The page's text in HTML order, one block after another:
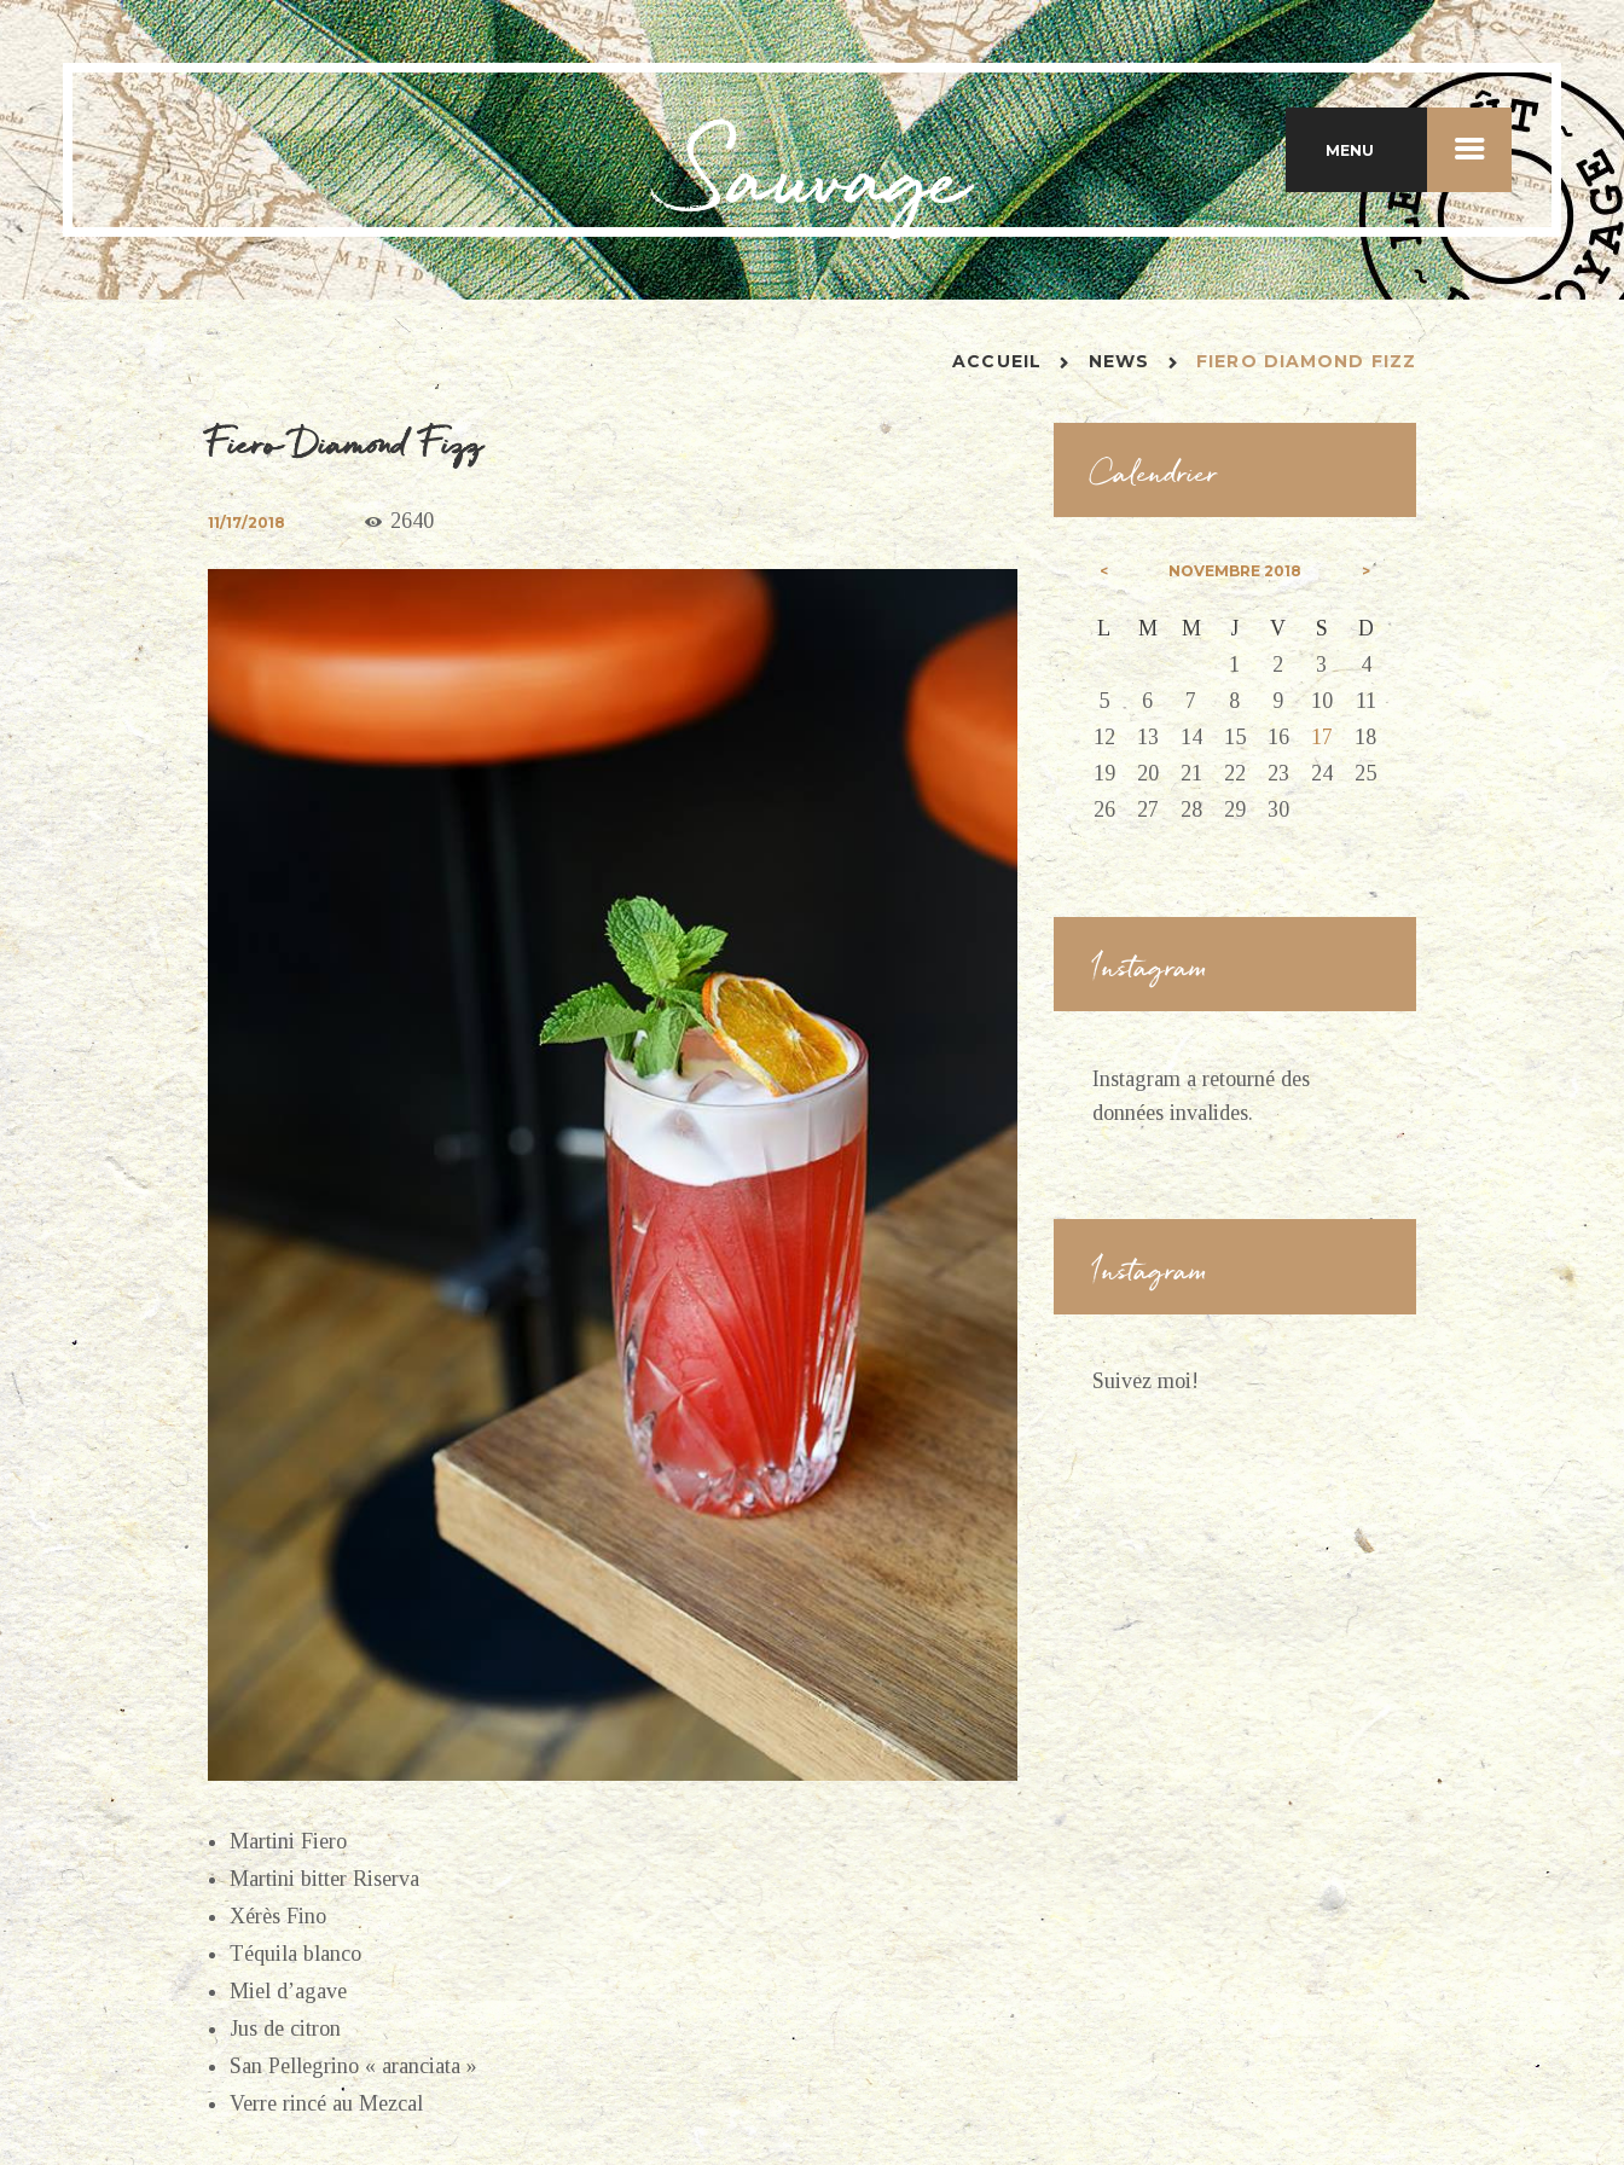
MENU
ACCUEIL NEWS FIERO DIAMOND FIZZ
Fiero Diamond Fizz
11/17/2018 2640
Martini Fiero
Martini bitter Riserva
Xérès Fino
Téquila blanco
Miel d’agave
Jus de citron
San Pellegrino « aranciata »
Verre rincé au Mezcal
Calendrier
NOVEMBRE2018
L M M J V S
D
1
2 3
4
5
6 7 8 9 10
11
12
13 14 15 16 17
18
19
20 21 22 23 24
25
26
27 28 29 30
Instagram
Instagram a retourné des
données invalides.
Instagram
Suivez moi!